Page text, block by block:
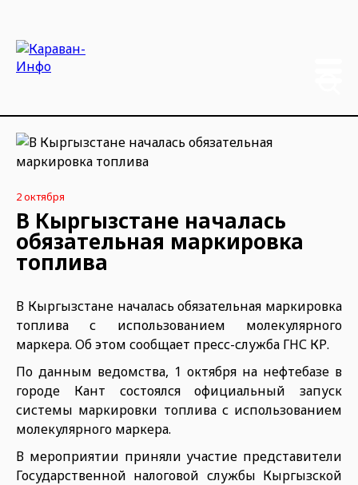
2 октября
В Кыргызстане началась
обязательная маркировка
топлива
В Кыргызстане началась обязательная маркировка
топлива с использованием молекулярного
маркера. Об этом сообщает пресс-служба ГНС КР.
По данным ведомства, 1 октября на нефтебазе в
городе Кант состоялся официальный запуск
системы маркировки топлива с использованием
молекулярного маркера.
В мероприятии приняли участие представители
Государственной налоговой службы Кыргызской